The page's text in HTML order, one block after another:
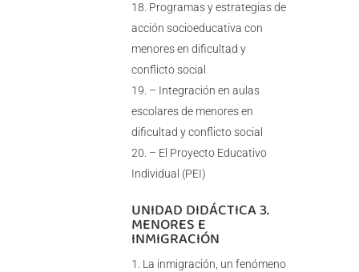
Programas y estrategias de
acción socioeducativa con
menores en dificultad y
conflicto social
– Integración en aulas
escolares de menores en
dificultad y conflicto social
– El Proyecto Educativo
Individual (PEI)
UNIDAD DIDÁCTICA 3.
MENORES E
INMIGRACIÓN
La inmigración, un fenómeno